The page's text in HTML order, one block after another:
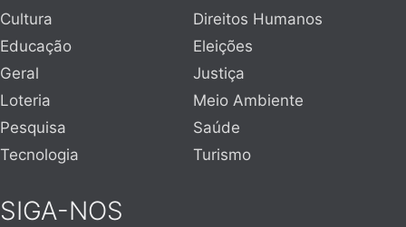
Cultura
Direitos Humanos
Educação
Eleições
Geral
Justiça
Loteria
Meio Ambiente
Pesquisa
Saúde
Tecnologia
Turismo
SIGA-NOS